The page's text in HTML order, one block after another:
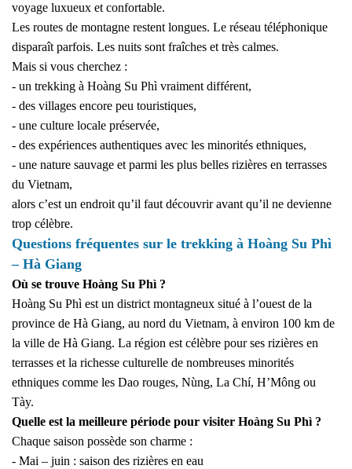
voyage luxueux et confortable.
Les routes de montagne restent longues. Le réseau téléphonique
disparaît parfois. Les nuits sont fraîches et très calmes.
Mais si vous cherchez :
- un trekking à Hoàng Su Phì vraiment différent,
- des villages encore peu touristiques,
- une culture locale préservée,
- des expériences authentiques avec les minorités ethniques,
- une nature sauvage et parmi les plus belles rizières en terrasses
du Vietnam,
alors c’est un endroit qu’il faut découvrir avant qu’il ne devienne
trop célèbre.
Questions fréquentes sur le trekking à Hoàng Su Phì
– Hà Giang
Où se trouve Hoàng Su Phì ?
Hoàng Su Phì est un district montagneux situé à l’ouest de la
province de Hà Giang, au nord du Vietnam, à environ 100 km de
la ville de Hà Giang. La région est célèbre pour ses rizières en
terrasses et la richesse culturelle de nombreuses minorités
ethniques comme les Dao rouges, Nùng, La Chí, H’Mông ou
Tày.
Quelle est la meilleure période pour visiter Hoàng Su Phì ?
Chaque saison possède son charme :
- Mai – juin : saison des rizières en eau